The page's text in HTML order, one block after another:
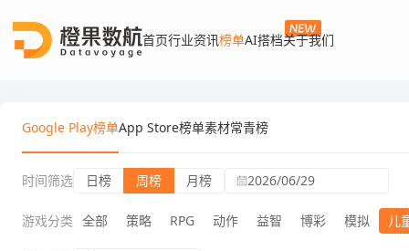
首页行业资讯榜单AI搭档关于我们
Google Play榜单App Store榜单素材常青榜
时间筛选 日榜 周榜 月榜 2026/06/29
游戏分类 全部 策略 RPG 动作 益智 博彩 模拟 儿